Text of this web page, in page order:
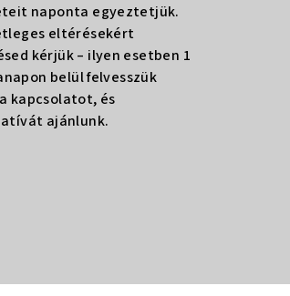
naponta egyeztetjük.
eltérésekért
kérjük – ilyen esetben 1
belül felvesszük
kapcsolatot, és
ajánlunk.